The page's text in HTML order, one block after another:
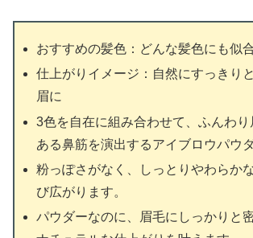
おすすめの髪色：どんな髪色にも似
仕上がりイメージ：自然にすっきり
眉に
3色を自在に組み合わせて、ふんわ
ある鼻筋を演出するアイブロウパウ
粉っぽさがなく、しっとりやわらか
び広がります。
パウダーなのに、眉毛にしっかりと